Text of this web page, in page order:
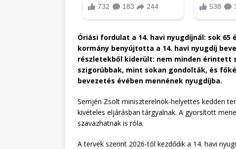
Óriási fordulat a 14. havi nyugdíjnál: sok
kormány benyújtotta a 14. havi nyugdíj
részletekből kiderült: nem minden érintett
szigorúbbak, mint sokan gondolták, és
bevezetés évében mennének nyugdíjba.
Semjén Zsolt miniszterelnök-helyettes kedden
kivételes eljárásban tárgyalnak. A gyorsított
szavazhatnak is róla.
A tervek szerint 2026-tól kezdődik a 14. havi